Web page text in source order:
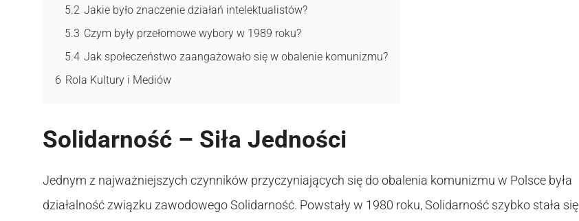
5.2 Jakie było znaczenie działań intelektualistów?
5.3 Czym były przełomowe wybory w 1989 roku?
5.4 Jak społeczeństwo zaangażowało się w obalenie komunizmu?
6 Rola Kultury i Mediów
Solidarność – Siła Jedności
Jednym z najważniejszych czynników przyczyniających się do obalenia komunizmu w Polsce była
działalność związku zawodowego Solidarność. Powstały w 1980 roku, Solidarność szybko stała się